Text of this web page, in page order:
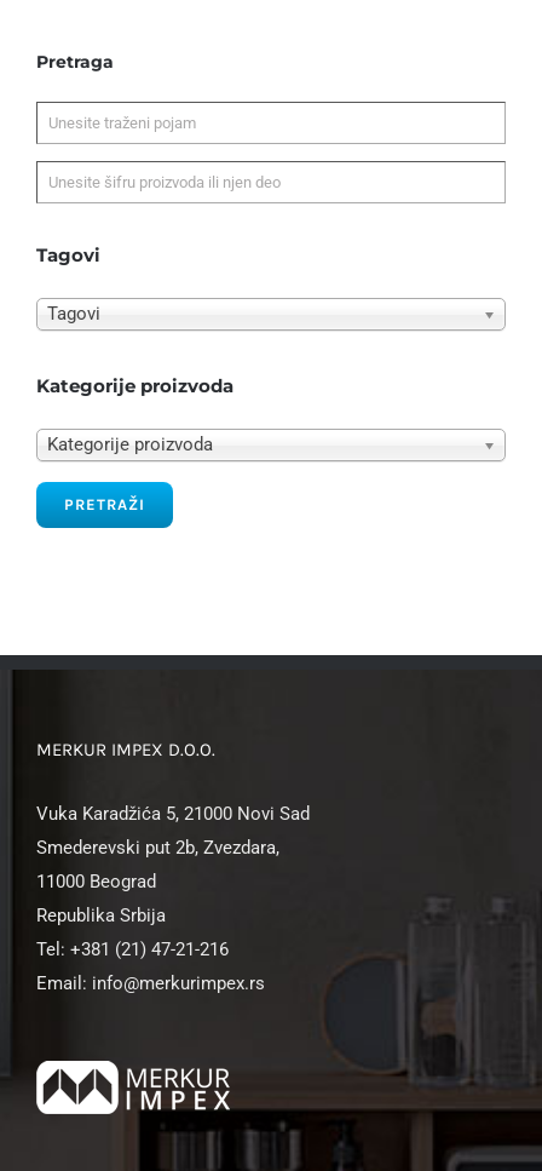
Pretraga
Tagovi
Tagovi
Kategorije proizvoda
Kategorije proizvoda
PRETRAŽI
MERKUR IMPEX D.O.O.
Vuka Karadžića 5, 21000 Novi Sad
Smederevski put 2b, Zvezdara,
11000 Beograd
Republika Srbija
Tel: +381 (21) 47-21-216
Email: info@merkurimpex.rs